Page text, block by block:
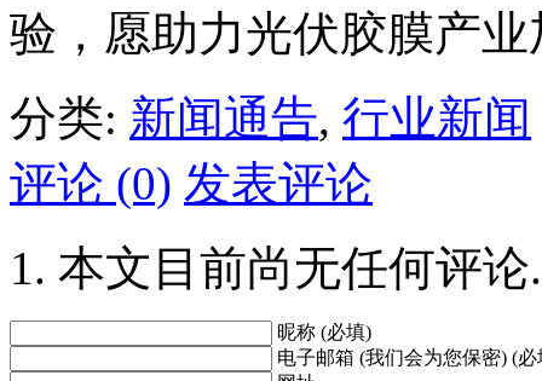
验，愿助力光伏胶膜产
分类: 新闻通告, 行业新闻
评论 (0) 发表评论
本文目前尚无任何评论.
昵称 (必填)
电子邮箱 (我们会为您保密) (必